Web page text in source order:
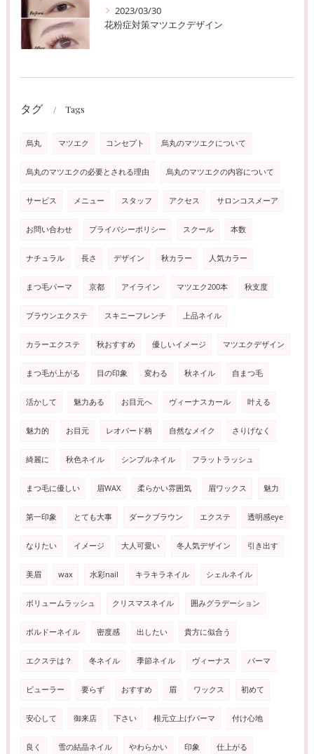
2023/03/30
花粉症対策マツエクデザイン
タグ Tags
烏丸 マツエク コンセプト 烏丸のマツエクについて
烏丸のマツエクの必要とされる理由 烏丸のマツエクの内容について
サービス メニュー スタッフ アクセス サロンコスメーア
お問い合わせ プライバシーポリシー スクール 本数
ナチュラル 長さ デザイン 秋カラー 人気カラー
まつ毛パーマ 京都 アイライン マツエク200本 秋支度
ブラウンエクステ スキニーフレンチ 上品ネイル
カラーエクステ 秋おすすめ 優しいイメージ マツエクデザイン
まつ毛が上がる 目の印象 変わる 秋ネイル 自まつ毛
活かして 魅力ある お目元へ ヴィーナスカール 叶える
魅力的 お目元 レオパード柄 自然なメイク さりげなく
綺麗に 秋色ネイル シンプルネイル フラットラッシュ
まつ毛に優しい 眉WAX 柔らかい雰囲気 眉ワックス 魅力
第一印象 とても大事 ダークブラウン エクステ 透明感eye
なりたい イメージ 大人可愛い 冬人気デザイン 引き出す
美眉 wax 水彩nail キラキラネイル シェルネイル
ボリュームラッシュ クリスマスネイル 囲みグラデーション
ボルドーネイル 密度感 出したい 貴方に似合う
エクステは？ 冬ネイル 季節ネイル ヴィーナス パーマ
ビューラー 要らず おすすめ 眉 ワックス 初めて
安心して 御来店 下さい 根元立上げパーマ 付け心地
良く 雪の結晶ネイル やわらかい 印象 仕上がる